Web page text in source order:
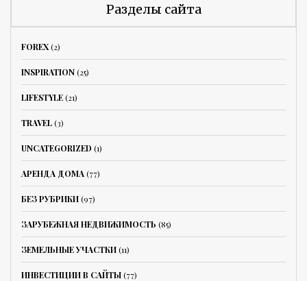
Разделы сайта
FOREX(2)
INSPIRATION(25)
LIFESTYLE(21)
TRAVEL(3)
UNCATEGORIZED (1)
АРЕНДА ДОМА(77)
БЕЗ РУБРИКИ(97)
ЗАРУБЕЖНАЯ НЕДВИЖИМОСТЬ (85)
ЗЕМЕЛЬНЫЕ УЧАСТКИ(11)
ИНВЕСТИЦИИ В САЙТЫ(77)